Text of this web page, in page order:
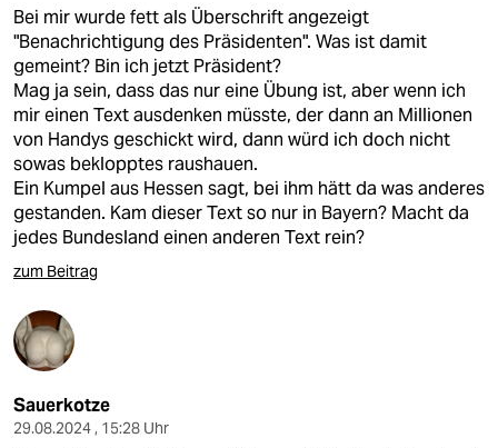
Bei mir wurde fett als Überschrift angezeigt
"Benachrichtigung des Präsidenten". Was ist damit
gemeint? Bin ich jetzt Präsident?
Mag ja sein, dass das nur eine Übung ist, aber wenn ich
mir einen Text ausdenken müsste, der dann an Millionen
von Handys geschickt wird, dann würd ich doch nicht
sowas beklopptes raushauen.
Ein Kumpel aus Hessen sagt, bei ihm hätt da was anderes
gestanden. Kam dieser Text so nur in Bayern? Macht da
jedes Bundesland einen anderen Text rein?
zum Beitrag
Sauerkotze
29.08.2024 , 15:28 Uhr